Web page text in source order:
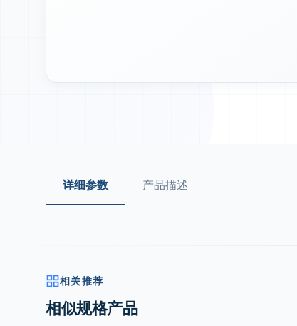
详细参数 产品描述
相关推荐
相似规格产品